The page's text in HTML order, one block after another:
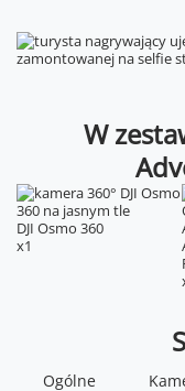
W
DJI Osmo 360
x1
Ogólne
Przysłona
Pojemność
Częstotliwość